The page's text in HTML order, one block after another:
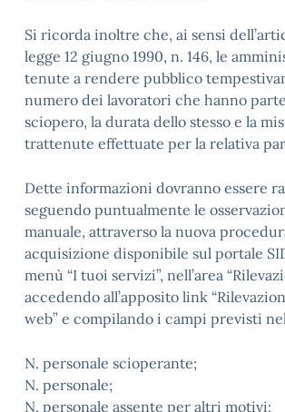
Si ricorda inoltre che, ai sensi
legge 12 giugno 1990, n. 146, le
tenute a rendere pubblico
numero dei lavoratori che hanno
sciopero, la durata dello stesso e la
trattenute effettuate per la relativa
Dette informazioni dovranno essere
seguendo puntualmente le
manuale, attraverso la nuova
acquisizione disponibile sul portale
menù “I tuoi servizi”, nell’area
accedendo all’apposito link
web” e compilando i campi previsti
N. personale scioperante;
N. personale;
N. personale assente per altri motivi;